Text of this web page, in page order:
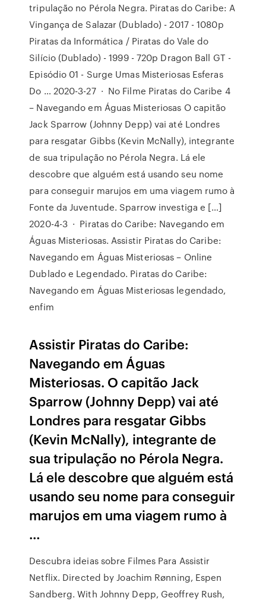
tripulação no Pérola Negra. Piratas do Caribe: A
Vingança de Salazar (Dublado) - 2017 - 1080p
Piratas da Informática / Piratas do Vale do
Silício (Dublado) - 1999 - 720p Dragon Ball GT -
Episódio 01 - Surge Umas Misteriosas Esferas
Do … 2020-3-27 · No Filme Piratas do Caribe 4
– Navegando em Águas Misteriosas O capitão
Jack Sparrow (Johnny Depp) vai até Londres
para resgatar Gibbs (Kevin McNally), integrante
de sua tripulação no Pérola Negra. Lá ele
descobre que alguém está usando seu nome
para conseguir marujos em uma viagem rumo à
Fonte da Juventude. Sparrow investiga e […]
2020-4-3 · Piratas do Caribe: Navegando em
Águas Misteriosas. Assistir Piratas do Caribe:
Navegando em Águas Misteriosas – Online
Dublado e Legendado. Piratas do Caribe:
Navegando em Águas Misteriosas legendado,
enfim
Assistir Piratas do Caribe:
Navegando em Águas
Misteriosas. O capitão Jack
Sparrow (Johnny Depp) vai até
Londres para resgatar Gibbs
(Kevin McNally), integrante de
sua tripulação no Pérola Negra.
Lá ele descobre que alguém está
usando seu nome para conseguir
marujos em uma viagem rumo à
…
Descubra ideias sobre Filmes Para Assistir
Netflix. Directed by Joachim Rønning, Espen
Sandberg. With Johnny Depp, Geoffrey Rush,